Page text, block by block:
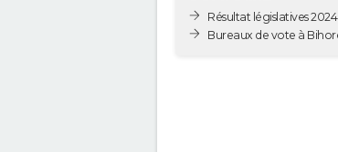
Résultat législatives
Bureaux de vote à